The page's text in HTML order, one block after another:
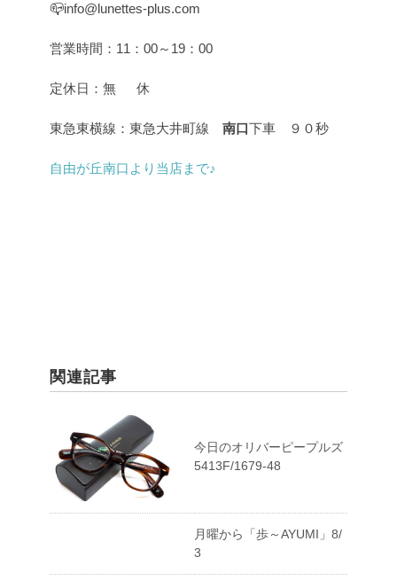
📪info@lunettes-plus.com
営業時間：11：00～19：00
定休日：無 休
東急東横線：東急大井町線 南口下車 ９０秒
自由が丘南口より当店まで♪
関連記事
今日のオリバーピープルズ
5413F/1679-48
月曜から「歩～AYUMI」8/
3